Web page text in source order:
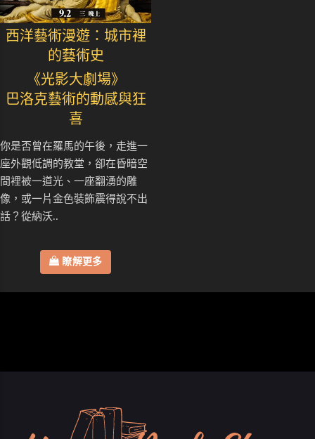
西洋藝術漫遊：城市裡
的藝術史
《光影大劇場》
巴洛克藝術的動感與狂
喜
你是否曾在羅馬的午後，走進一
座外觀低調的教堂，卻在昏暗空
間裡被一道光、一座翻湧的雕
像，或一片金色裝飾震得說不出
話？從納沃..
瞭解更多